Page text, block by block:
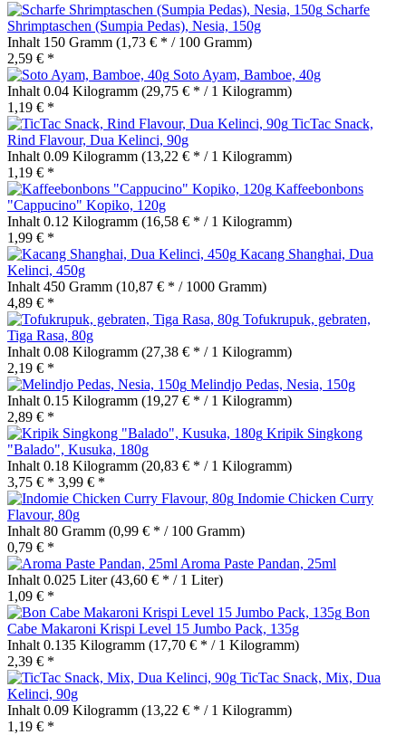
Scharfe
Shrimptaschen (Sumpia Pedas), Nesia, 150g
Inhalt 150 Gramm (1,73 € * / 100 Gramm)
2,59 € *
Soto Ayam, Bamboe, 40g
Inhalt 0.04 Kilogramm (29,75 € * / 1 Kilogramm)
1,19 € *
TicTac Snack,
Rind Flavour, Dua Kelinci, 90g
Inhalt 0.09 Kilogramm (13,22 € * / 1 Kilogramm)
1,19 € *
Kaffeebonbons
"Cappucino" Kopiko, 120g
Inhalt 0.12 Kilogramm (16,58 € * / 1 Kilogramm)
1,99 € *
Kacang Shanghai, Dua
Kelinci, 450g
Inhalt 450 Gramm (10,87 € * / 1000 Gramm)
4,89 € *
Tofukrupuk, gebraten,
Tiga Rasa, 80g
Inhalt 0.08 Kilogramm (27,38 € * / 1 Kilogramm)
2,19 € *
Melindjo Pedas, Nesia, 150g
Inhalt 0.15 Kilogramm (19,27 € * / 1 Kilogramm)
2,89 € *
Kripik Singkong
"Balado", Kusuka, 180g
Inhalt 0.18 Kilogramm (20,83 € * / 1 Kilogramm)
3,75 € * 3,99 € *
Indomie Chicken Curry
Flavour, 80g
Inhalt 80 Gramm (0,99 € * / 100 Gramm)
0,79 € *
Aroma Paste Pandan, 25ml
Inhalt 0.025 Liter(43,60 € * / 1 Liter)
1,09 € *
Bon
Cabe Makaroni Krispi Level 15 Jumbo Pack, 135g
Inhalt 0.135 Kilogramm (17,70 € * / 1 Kilogramm)
2,39 € *
TicTac Snack, Mix, Dua
Kelinci, 90g
Inhalt 0.09 Kilogramm (13,22 € * / 1 Kilogramm)
1,19 € *